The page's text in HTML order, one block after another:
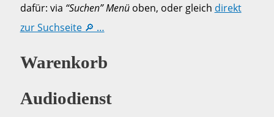
dafür: via “Suchen” Menüoben, oder gleich direkt
zur Suchseite 🔎 …
Warenkorb
Audiodienst